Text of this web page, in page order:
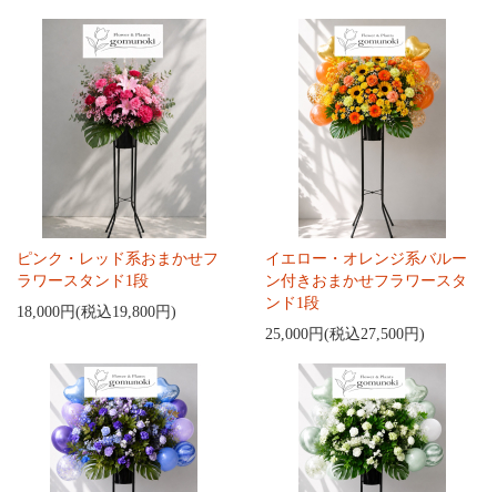
ピンク・レッド系おまかせフ
ラワースタンド1段
18,000円(税込19,800円)
イエロー・オレンジ系バルー
ン付きおまかせフラワースタ
ンド1段
25,000円(税込27,500円)